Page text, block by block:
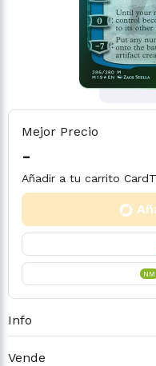
Mejor Precio
-
Añadir a tu carrito
NM
Info
Vende